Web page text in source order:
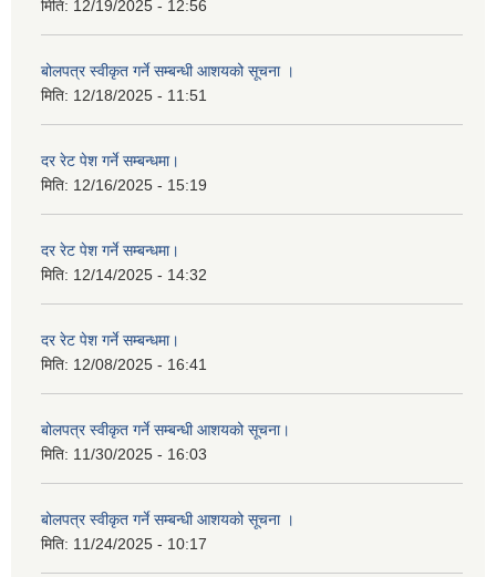
मिति: 12/19/2025 - 12:56
बोलपत्र स्वीकृत गर्ने सम्बन्धी आशयको सूचना ।
मिति: 12/18/2025 - 11:51
दर रेट पेश गर्ने सम्बन्धमा।
मिति: 12/16/2025 - 15:19
दर रेट पेश गर्ने सम्बन्धमा।
मिति: 12/14/2025 - 14:32
दर रेट पेश गर्ने सम्बन्धमा।
मिति: 12/08/2025 - 16:41
बोलपत्र स्वीकृत गर्ने सम्बन्धी आशयको सूचना।
मिति: 11/30/2025 - 16:03
बोलपत्र स्वीकृत गर्ने सम्बन्धी आशयको सूचना ।
मिति: 11/24/2025 - 10:17